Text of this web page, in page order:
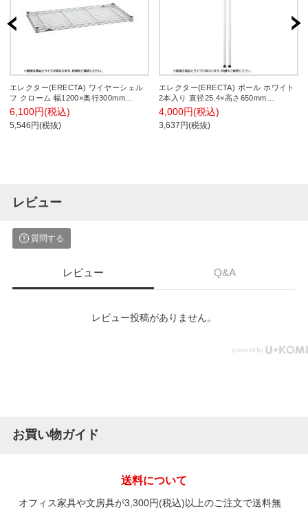
エレクター(ERECTA) ワイヤーシェル
フ クローム 幅1200×奥行300mm
B1248C1
6,100円(税込)
5,546円(税抜)
エレクター(ERECTA) ポール ホワイト
2本入り 直径25.4×高さ650mm
B26PW2
4,000円(税込)
3,637円(税抜)
レビュー
質問する
レビュー Q&A
レビュー投稿がありません。
お買い物ガイド
送料について
オフィス家具や文房具が3,300円(税込)以上のご注文で送料無